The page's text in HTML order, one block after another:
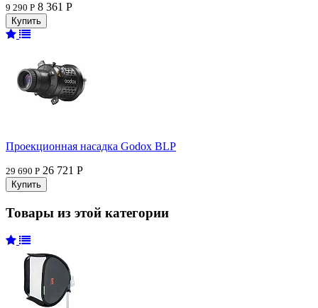
9 290 Р 8 361 Р
Проекционная насадка Godox BLP
29 690 Р 26 721 Р
Товары из этой категории